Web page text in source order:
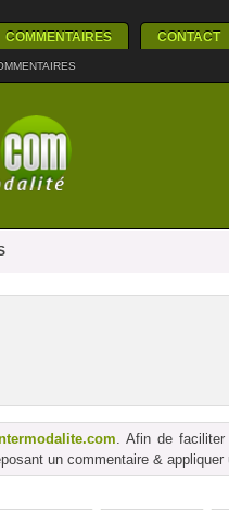
COMMENTAIRES CONTACT
. Afin de
un commentaire & appliquer